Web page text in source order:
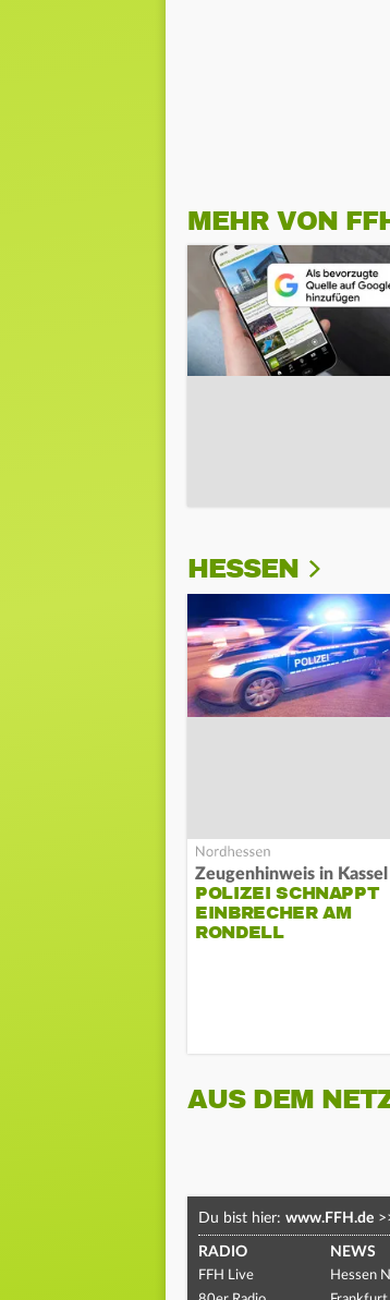
MEHR VON
HESSEN
Zeugenhinweis in Kassel
POLIZEI SCHNAPPT
EINBRECHER AM
RONDELL
AUS DEM
Du bist hier: www.FFH.de
RADIO
FFH Live
NEWS
Hessen